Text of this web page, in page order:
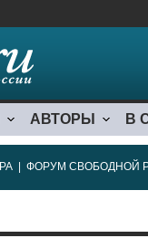
АВТОРЫ В
ФОРУМ СВОБОДНОЙ